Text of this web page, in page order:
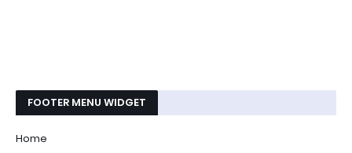
FOOTER MENU WIDGET
Home